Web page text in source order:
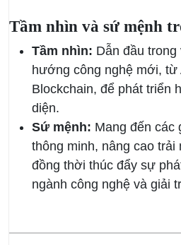
Tầm nhìn và sứ mệnh
Tầm nhìn: Dẫn đầu
hướng công nghệ mới, từ
Blockchain, để phát triển
diện.
Sứ mệnh: Mang đến các
thông minh, nâng cao
đồng thời thúc đẩy sự
ngành công nghệ và giải